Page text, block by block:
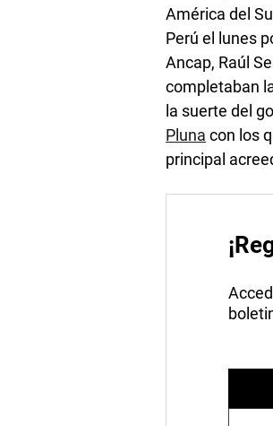
América del
Perú el lunes
Ancap, Raúl
completaban
la suerte del
Pluna con los
principal